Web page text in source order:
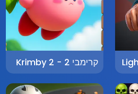
קרימבי 2 - Krimby 2